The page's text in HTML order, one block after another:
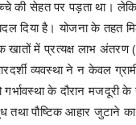
की सेहत पर पड़ता था।
दिया है। योजना के तहत
खातों में प्रत्यक्ष लाभ
व्यवस्था ने न केवल
गर्भावस्था के दौरान मजदूरी
पौष्टिक आहार जुटाने का